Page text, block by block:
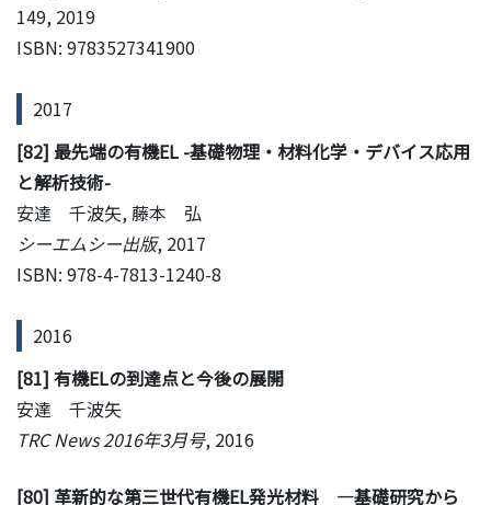
149, 2019
ISBN: 9783527341900
2017
[82] 最先端の有機EL -基礎物理・材料化学・デバイス応用
と解析技術-
安達 千波矢, 藤本 弘
シーエムシー出版, 2017
ISBN: 978-4-7813-1240-8
2016
[81] 有機ELの到達点と今後の展開
安達 千波矢
TRC News 2016年3月号, 2016
[80] 革新的な第三世代有機EL発光材料 —基礎研究から